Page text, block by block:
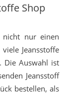
Shop
nur einen
Jeansstoffe
Die Auswahl ist
Jeansstoff
bestellen, als